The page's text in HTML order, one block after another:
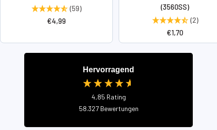
(59)
Angebotspreis
€4,99
(3560SS)
(2)
Angebotspreis
€1,70
Hervorragend
4,85 Rating
58.327 Bewertungen